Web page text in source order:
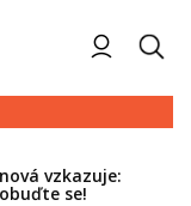
vzkazuje:
se!